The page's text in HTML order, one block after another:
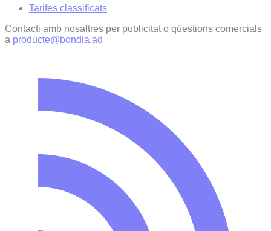
Tarifes classificats
Contacti amb nosaltres per publicitat o qüestions comercials
a producte@bondia.ad